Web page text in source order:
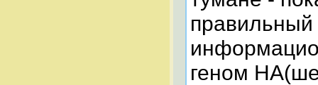
правильный
геном